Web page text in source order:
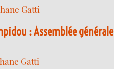
Gatti
: Assemblée
Gatti